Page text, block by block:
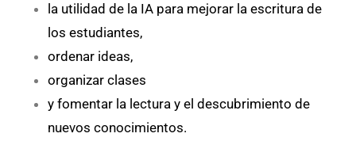
la utilidad de la IA para mejorar la escritura de
los estudiantes,
ordenar ideas,
organizar clases
y fomentar la lectura y el descubrimiento de
nuevos conocimientos.